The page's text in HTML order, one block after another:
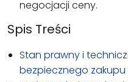
negocjacji ceny.
Spis Treści
Stan prawny i
bezpiecznego